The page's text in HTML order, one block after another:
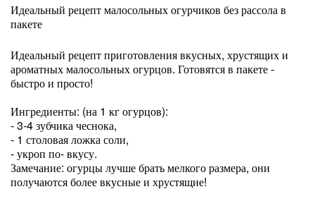
Идеальный рецепт малосольных огурчиков без рассола в
пакете
Идеальный рецепт приготовления вкусных, хрустящих и
ароматных малосольных огурцов. Готовятся в пакете -
быстро и просто!
Ингредиенты: (на 1 кг огурцов):
- 3-4 зубчика чеснока,
- 1 столовая ложка соли,
- укроп по- вкусу.
Замечание: огурцы лучше брать мелкого размера, они
получаются более вкусные и хрустящие!